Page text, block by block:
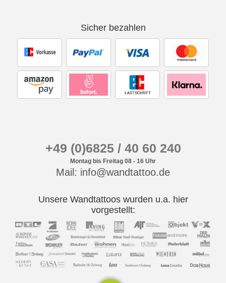
Sicher bezahlen
+49 (0)6825 / 40 60 240
Montag bis Freitag 08 - 16 Uhr
Mail: info@wandtattoo.de
Unsere Wandtattoos wurden u.a. hier
vorgestellt: